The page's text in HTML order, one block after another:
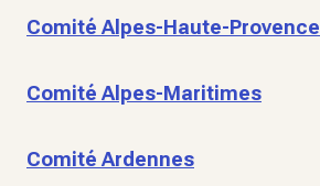
Comité Alpes-Haute-Provence
Comité Alpes-Maritimes
Comité Ardennes